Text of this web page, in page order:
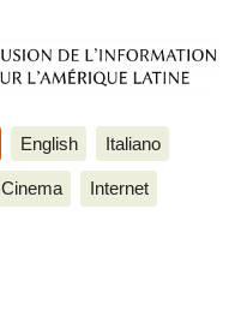
English Italiano
Cinema Internet